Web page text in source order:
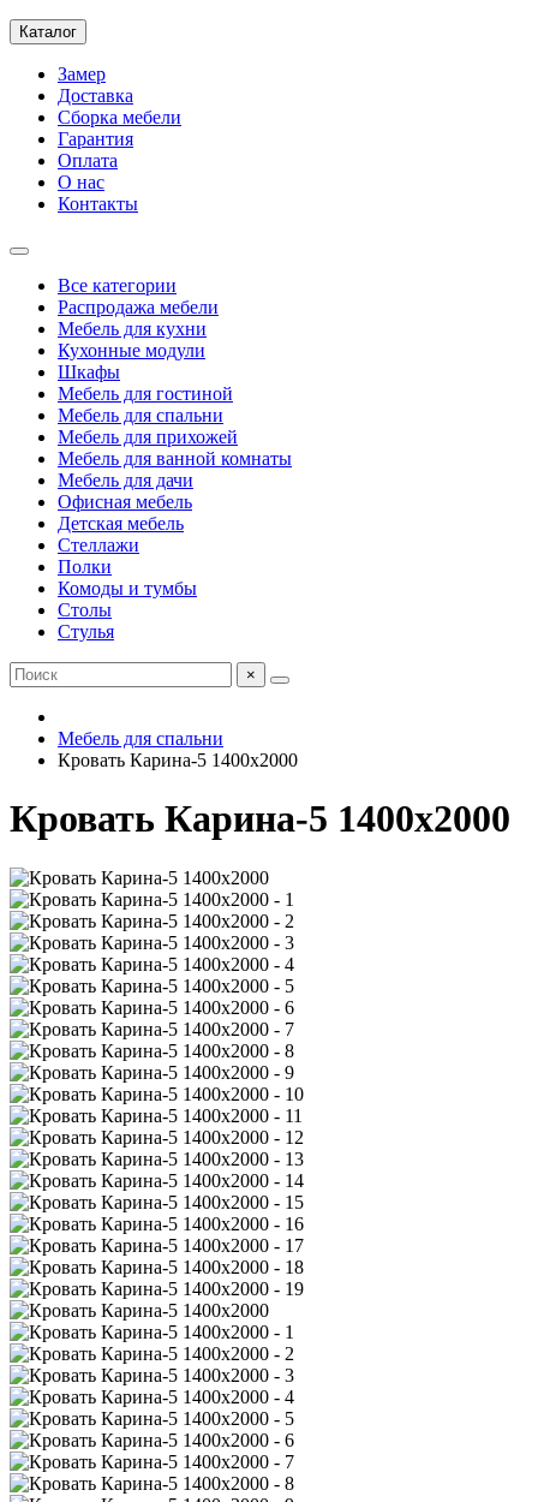
Каталог
Замер
Доставка
Сборка мебели
Гарантия
Оплата
О нас
Контакты
Все категории
Распродажа мебели
Мебель для кухни
Кухонные модули
Шкафы
Мебель для гостиной
Мебель для спальни
Мебель для прихожей
Мебель для ванной комнаты
Мебель для дачи
Офисная мебель
Детская мебель
Стеллажи
Полки
Комоды и тумбы
Столы
Стулья
×
Мебель для спальни
Кровать Карина-5 1400х2000
Кровать Карина-5 1400х2000